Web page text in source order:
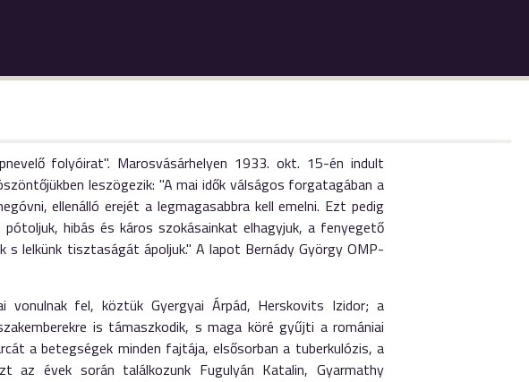
folyóirat". Marosvásárhelyen 1933. okt. 15-én indult
leszögezik: "A mai idők válságos forgatagában a
ellenálló erejét a legmagasabbra kell emelni. Ezt pedig
hibás és káros szokásainkat elhagyjuk, a fenyegető
s lelkünk tisztaságát ápoljuk." A lapot Bernády György OMP-
vonulnak fel, köztük Gyergyai Árpád, Herskovits Izidor; a
is támaszkodik, s maga köré gyűjti a romániai
a betegségek minden fajtája, elsősorban a tuberkulózis, a
évek során találkozunk Fugulyán Katalin, Gyarmathy